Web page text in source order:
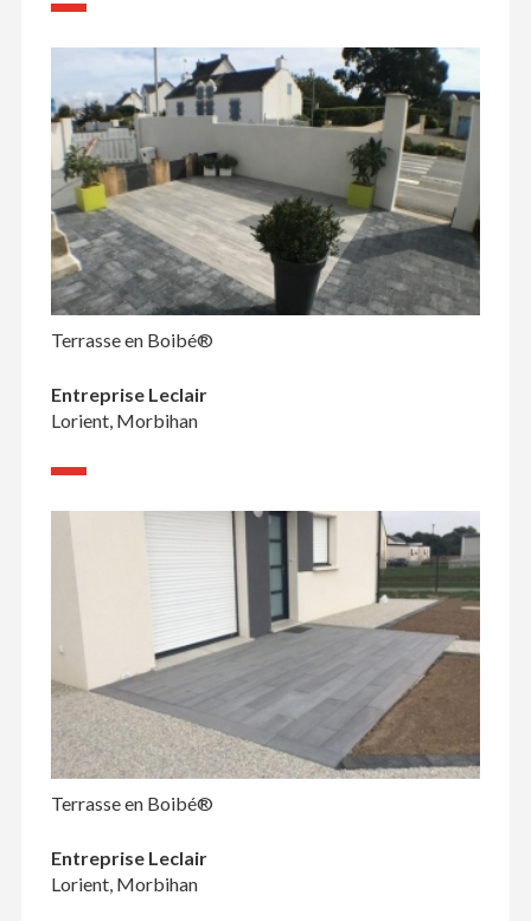
Terrasse en Boibé®
Entreprise Leclair
Lorient, Morbihan
Terrasse en Boibé®
Entreprise Leclair
Lorient, Morbihan